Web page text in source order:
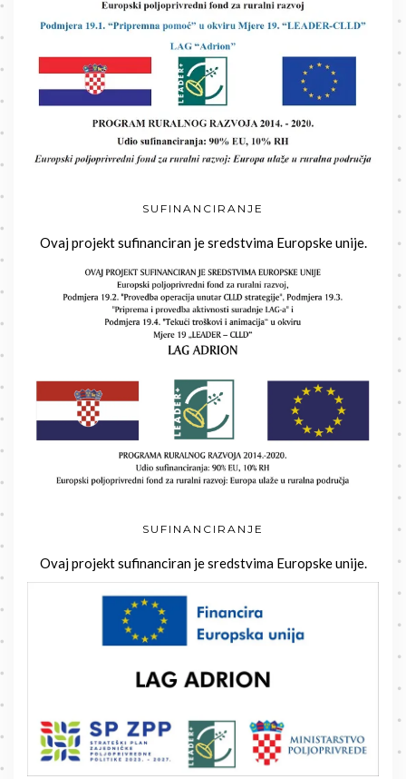
SUFINANCIRANJE
Ovaj projekt sufinanciran je sredstvima Europske unije.
SUFINANCIRANJE
Ovaj projekt sufinanciran je sredstvima Europske unije.